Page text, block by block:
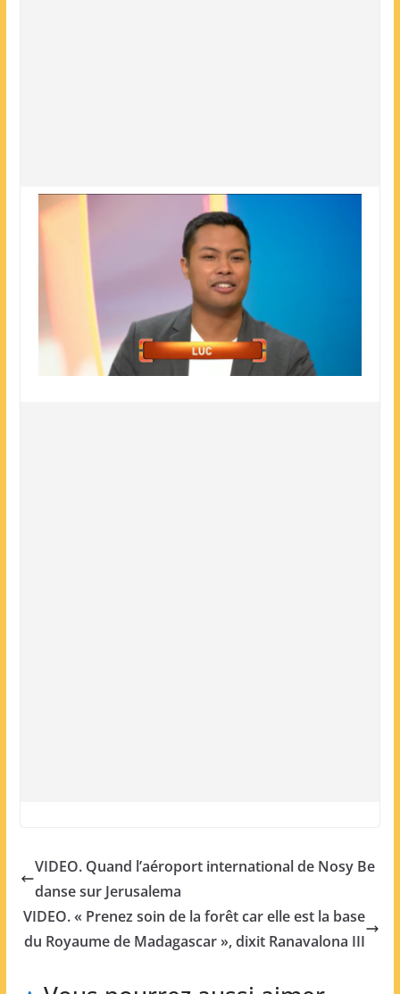
VIDEO. Quand l’aéroport international de Nosy Be
danse sur Jerusalema
VIDEO. « Prenez soin de la forêt car elle est la base
du Royaume de Madagascar », dixit Ranavalona III